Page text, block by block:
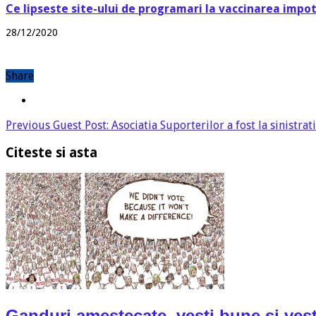
Ce lipseste site-ului de programari la vaccinarea
28/12/2020
Share
Previous Guest Post: Asociatia Suporterilor a fost la sinistrati
Citeste si asta